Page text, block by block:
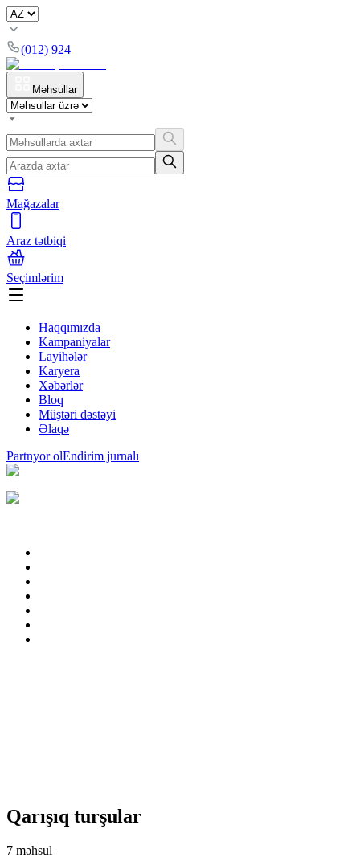
(012) 924
Məhsullar
Mağazalar
Araz tətbiqi
Seçimlərim
Haqqımızda
Kampaniyalar
Layihələr
Karyera
Xəbərlər
Bloq
Müştəri dəstəyi
Əlaqə
Partnyor olEndirim jurnalı
Qarışıq turşular
7 məhsul